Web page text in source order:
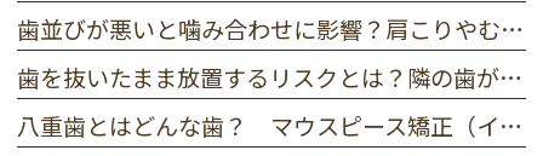
歯並びが悪いと噛み合わせに影響？肩こりやむし歯を招く3つの理由
歯を抜いたまま放置するリスクとは？隣の歯が倒れる前にすべき事
八重歯とはどんな歯？ マウスピース矯正（インビザライン）で八重歯は治るの？